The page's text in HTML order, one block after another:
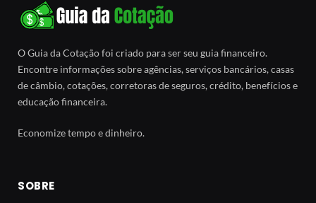
O Guia da Cotação foi criado para ser seu guia financeiro.
Encontre informações sobre agências, serviços bancários, casas
de câmbio, cotações, corretoras de seguros, crédito, benefícios e
educação financeira.
Economize tempo e dinheiro.
SOBRE